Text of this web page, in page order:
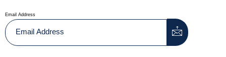
Email Address